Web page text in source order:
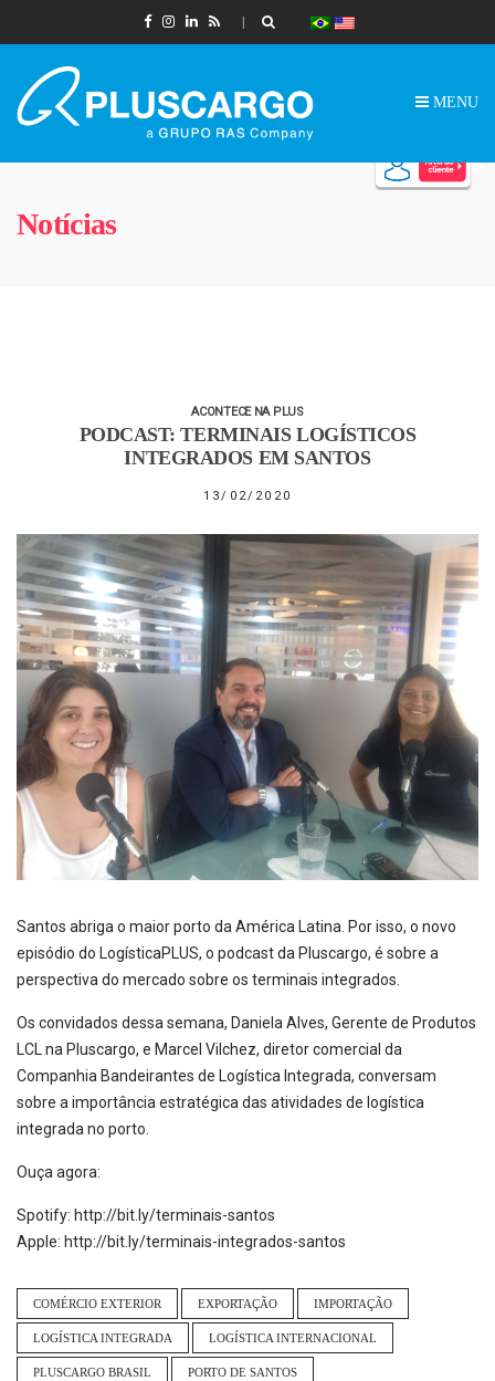
MENU
Notícias
ACONTECE NA PLUS
PODCAST: TERMINAIS LOGÍSTICOS
INTEGRADOS EM SANTOS
13/02/2020
Santos abriga o maior porto da América Latina. Por isso, o novo
episódio do LogísticaPLUS, o podcast da Pluscargo, é sobre a
perspectiva do mercado sobre os terminais integrados.
Os convidados dessa semana, Daniela Alves, Gerente de Produtos
LCL na Pluscargo, e Marcel Vilchez, diretor comercial da
Companhia Bandeirantes de Logística Integrada, conversam
sobre a importância estratégica das atividades de logística
integrada no porto.
Ouça agora:
Spotify: http://bit.ly/terminais-santos
Apple: http://bit.ly/terminais-integrados-santos
COMÉRCIO EXTERIOR EXPORTAÇÃO IMPORTAÇÃO
LOGÍSTICA INTEGRADA LOGÍSTICA INTERNACIONAL
PLUSCARGO BRASIL PORTO DE SANTOS